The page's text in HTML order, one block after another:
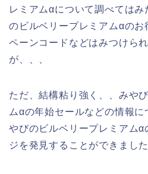
レミアムαについて調べては
のビルベリープレミアムαのお
ペーンコードなどはみつけら
が、、、
ただ、結構粘り強く、、みや
ムαの年始セールなどの情報
やびのビルベリープレミアムα
ジを発見することができまし